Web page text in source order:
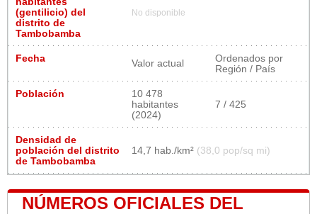
(gentilicio) del
distrito de
Tambobamba
No disponible
Fecha Valor actual
Ordenados por
Región / País
Población
10 478
habitantes
(2024)
7 / 425
Densidad de
población del distrito
de Tambobamba
14,7 hab./km² (38,0 pop/sq mi)
NÚMEROS OFICIALES DEL